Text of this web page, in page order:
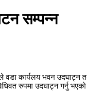
सम्पन्न
वडा कार्यलय भवन
रुपमा उदघाट्न गर्नु भएको